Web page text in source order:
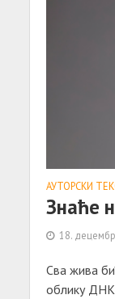
АУТОРСКИ
Знаће
18.
Сва жива
облику ДНК